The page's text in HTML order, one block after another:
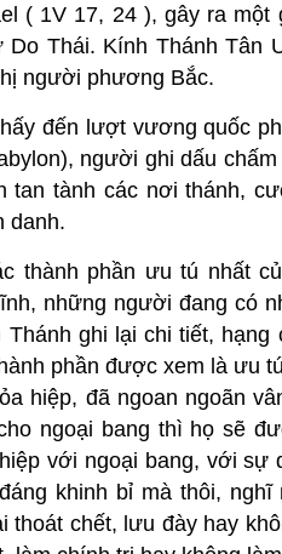
( 1V 17, 24 ), gây ra
Thái. Kính Thánh Tân
người phương Bắc.
đến lượt vương quốc
người ghi dấu
tan tành các nơi thánh,
danh.
thành phần ưu tú nhất
những người đang có
ghi lại chi tiết,
phần được xem là ưu
hiệp, đã ngoan ngoãn
ngoại bang thì họ sẽ
với ngoại bang, với sự
khinh bỉ mà thôi,
chết, lưu đày hay